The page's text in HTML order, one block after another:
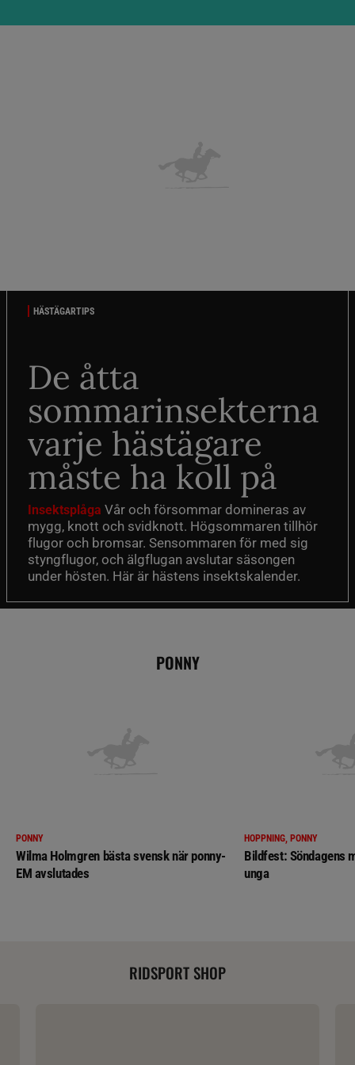
HÄSTÄGARTIPS
De åtta
sommarinsekterna
varje hästägare
måste ha koll på
Insektsplåga Vår och försommar domineras av
mygg, knott och svidknott. Högsommaren tillhör
flugor och bromsar. Sensommaren för med sig
styngflugor, och älgflugan avslutar säsongen
under hösten. Här är hästens insektskalender.
PONNY
PONNY
Wilma Holmgren bästa svensk när ponny-
EM avslutades
HOPPNING, PONNY
Bildfest: Söndagens
unga
RIDSPORT SHOP